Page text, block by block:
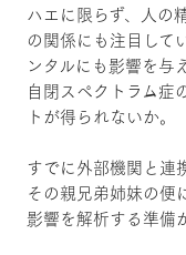
ハエに限らず、人の
の関係にも注目して
ンタルにも影響を与
自閉スペクトラム症
トが得られないか。
すでに外部機関と連
その親兄弟姉妹の便
影響を解析する準備